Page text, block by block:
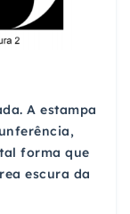
A estampa
forma que
escura da